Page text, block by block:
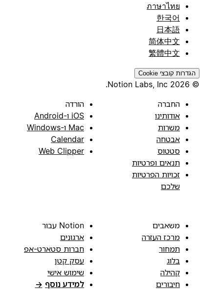
ภาษาไทย
한국어
日本語
简体中文
繁體中文
הגדרות קובצי Cookie
החברה
אודותינו
משרות
אבטחה
סטטוס
תנאים ופרטיות
זכויות הפרטיות
שלכם
הורדה
iOS ו-Android
Mac ו-Windows
Calendar
Web Clipper
משאבים
מרכז העזרה
תמחור
בלוג
קהילה
חיבורים
Notion עבור
ארגונים
חברות סטארט-אפ
עסק קטן
שימוש אישי
למידע נוסף →